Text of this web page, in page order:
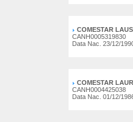
COMESTAR
CANH0005319830
Data Nac. 23/12/
COMESTAR
CANH0004425038
Data Nac. 01/12/